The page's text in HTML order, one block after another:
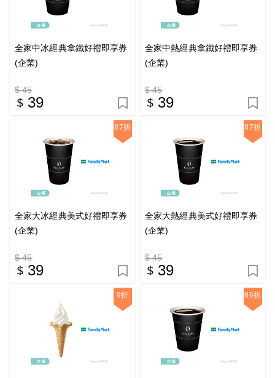
全家中冰經典拿鐵好禮即享券
(企業)
$ 45
39
全家中熱經典拿鐵好禮即享券
(企業)
$ 45
39
87折
全家大冰經典美式好禮即享券
(企業)
$ 45
39
87折
全家大熱經典美式好禮即享券
(企業)
$ 45
39
9折 86折